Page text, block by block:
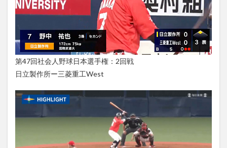
第47回社会人野球日本選手権：2回戦
日立製作所ー三菱重工West